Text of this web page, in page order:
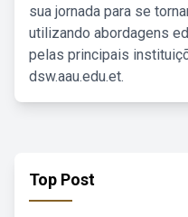
sua jornada para se
utilizando abordagens
pelas principais
dsw.aau.edu.et.
Top Post